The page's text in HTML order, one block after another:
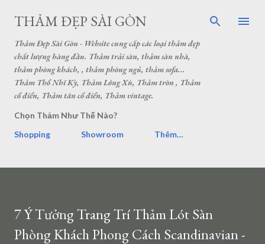
THẢM ĐẸP SÀI GÒN
Thảm Đẹp Sài Gòn - Website cung cấp các loại thảm đẹp
chất lượng hàng đầu. Thảm trải sàn, thảm sàn nhà,
thảm phòng khách, , thảm phòng ngủ, thảm sofa...
Thảm Thổ Nhĩ Kỳ, Thảm Lông Xù, Thảm tròn , Thảm
cổ điển, Thảm tân cổ điển, Thảm vintage.
Chọn Thảm Như Thế Nào?
Shopping
Showroom Thêm…
7 Ý Tưởng Trang Trí Thảm Lót Sàn
Phòng Khách Phong Cách Scandinavian -